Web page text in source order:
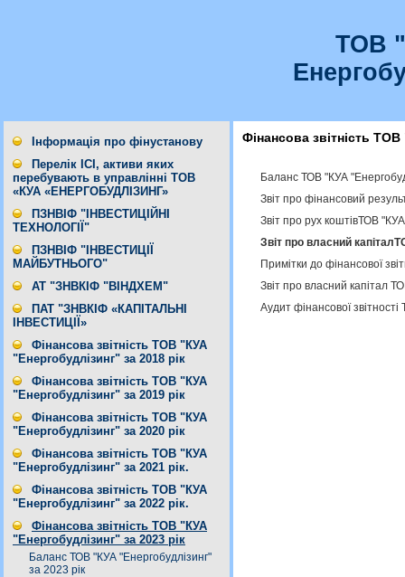
ТОВ
Інформація про фінустанову
Перелік ІСІ, активи яких
перебувають в управлінні ТОВ
«КУА «ЕНЕРГОБУДЛІЗИНГ»
ПЗНВІФ "ІНВЕСТИЦІЙНІ
ТЕХНОЛОГІЇ"
ПЗНВІФ "ІНВЕСТИЦІЇ
МАЙБУТНЬОГО"
АТ "ЗНВКІФ "ВІНДХЕМ"
ПАТ "ЗНВКІФ «КАПІТАЛЬНІ
ІНВЕСТИЦІЇ»
Фінансова звітність ТОВ "КУА
"Енергобудлізинг" за 2018 рік
Фінансова звітність ТОВ "КУА
"Енергобудлізинг" за 2019 рік
Фінансова звітність ТОВ "КУА
"Енергобудлізинг" за 2020 рік
Фінансова звітність ТОВ "КУА
"Енергобудлізинг" за 2021 рік.
Фінансова звітність ТОВ "КУА
"Енергобудлізинг" за 2022 рік.
Фінансова звітність ТОВ "КУА
"Енергобудлізинг" за 2023 рік
Баланс ТОВ "КУА "Енергобудлізинг"
за 2023 рік
Фінансова звітність
Баланс ТОВ "КУА
Звіт про фінансовий
Звіт про рух коштівТОВ
Звіт про власний
Примітки до фінансової
Звіт про власний капітал
Аудит фінансової